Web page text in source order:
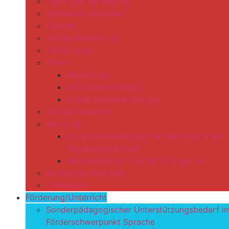
Rahmenstundenplan
Klassen
Schülermitwirkung
Förderverein
Eltern
Mitwirkung
ReEL-Elterntraining
Erziehungsvereinbarung
Schulsozialarbeit
Beratung
Sprachheilpädagogische Beratung in der
Regenbogenschule
Beratungstage- Tag der offenen Tür
Kooperationspartner
Download
Förderung/Unterricht
Sonderpädagogischer Unterstützungsbedarf
Förderschwerpunkt Sprache